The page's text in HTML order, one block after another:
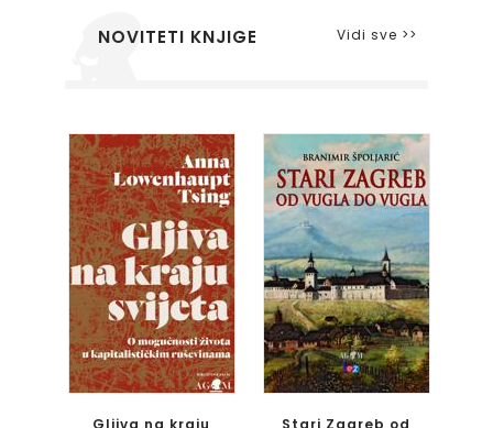
NOVITETI KNJIGE Vidi sve >>
Gljiva na kraju
Stari Zagreb od